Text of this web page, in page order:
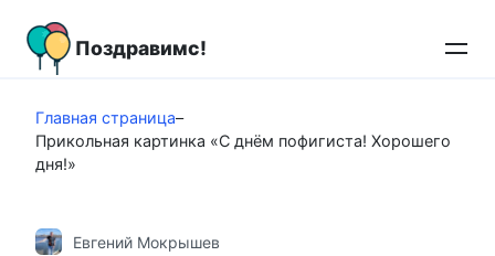
контенту
Поздравимс!
Главная страница–
Прикольная картинка «С днём пофигиста! Хорошего
дня!»
Евгений Мокрышев